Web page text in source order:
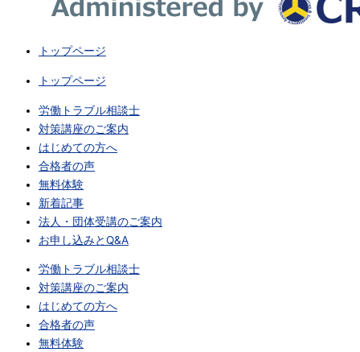
トップページ
トップページ
労働トラブル相談士
対策講座のご案内
はじめての方へ
合格者の声
無料体験
新着記事
法人・団体受講のご案内
お申し込みとQ&A
労働トラブル相談士
対策講座のご案内
はじめての方へ
合格者の声
無料体験